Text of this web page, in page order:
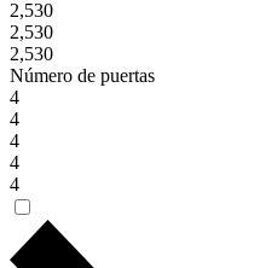
2,530
2,530
2,530
Número de puertas
4
4
4
4
4